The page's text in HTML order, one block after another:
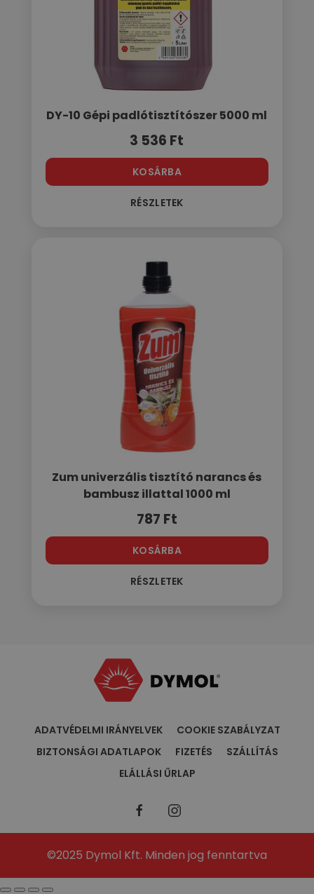
DY-10 Gépi padlótisztítószer 5000 ml
3 536 Ft
KOSÁRBA
RÉSZLETEK
Zum univerzális tisztító narancs és
bambusz illattal 1000 ml
787 Ft
KOSÁRBA
RÉSZLETEK
ADATVÉDELMI IRÁNYELVEK
COOKIE SZABÁLYZAT
BIZTONSÁGI ADATLAPOK
FIZETÉS
SZÁLLÍTÁS
ELÁLLÁSI ŰRLAP
©2025 Dymol Kft. Minden jog fenntartva